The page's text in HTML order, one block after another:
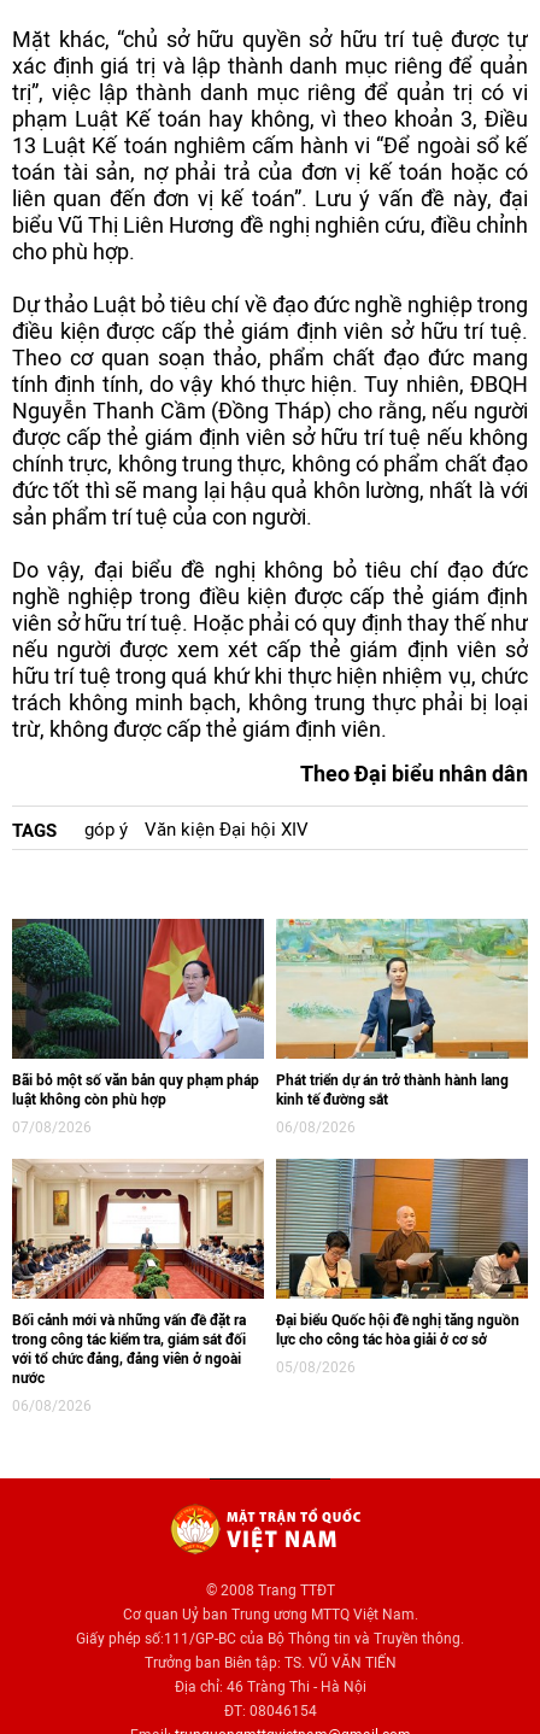
Mặt khác, “chủ sở hữu quyền sở hữu trí tuệ được tự
xác định giá trị và lập thành danh mục riêng để quản
trị”, việc lập thành danh mục riêng để quản trị có vi
phạm Luật Kế toán hay không, vì theo khoản 3, Điều
13 Luật Kế toán nghiêm cấm hành vi “Để ngoài sổ kế
toán tài sản, nợ phải trả của đơn vị kế toán hoặc có
liên quan đến đơn vị kế toán”. Lưu ý vấn đề này, đại
biểu Vũ Thị Liên Hương đề nghị nghiên cứu, điều chỉnh
cho phù hợp.
Dự thảo Luật bỏ tiêu chí về đạo đức nghề nghiệp trong
điều kiện được cấp thẻ giám định viên sở hữu trí tuệ.
Theo cơ quan soạn thảo, phẩm chất đạo đức mang
tính định tính, do vậy khó thực hiện. Tuy nhiên, ĐBQH
Nguyễn Thanh Cầm (Đồng Tháp) cho rằng, nếu người
được cấp thẻ giám định viên sở hữu trí tuệ nếu không
chính trực, không trung thực, không có phẩm chất đạo
đức tốt thì sẽ mang lại hậu quả khôn lường, nhất là với
sản phẩm trí tuệ của con người.
Do vậy, đại biểu đề nghị không bỏ tiêu chí đạo đức
nghề nghiệp trong điều kiện được cấp thẻ giám định
viên sở hữu trí tuệ. Hoặc phải có quy định thay thế như
nếu người được xem xét cấp thẻ giám định viên sở
hữu trí tuệ trong quá khứ khi thực hiện nhiệm vụ, chức
trách không minh bạch, không trung thực phải bị loại
trừ, không được cấp thẻ giám định viên.
Theo Đại biểu nhân dân
TAGS góp ý Văn kiện Đại hội XIV
Bãi bỏ một số văn bản quy phạm pháp
luật không còn phù hợp
07/08/2026
Phát triển dự án trở thành hành lang
kinh tế đường sắt
06/08/2026
Bối cảnh mới và những vấn đề đặt ra
trong công tác kiểm tra, giám sát đối
với tổ chức đảng, đảng viên ở ngoài
nước
06/08/2026
Đại biểu Quốc hội đề nghị tăng nguồn
lực cho công tác hòa giải ở cơ sở
05/08/2026
© 2008 Trang TTĐT
Cơ quan Uỷ ban Trung ương MTTQ Việt Nam.
Giấy phép số:111/GP-BC của Bộ Thông tin và Truyền thông.
Trưởng ban Biên tập: TS. VŨ VĂN TIẾN
Địa chỉ: 46 Tràng Thi - Hà Nội
ĐT: 08046154